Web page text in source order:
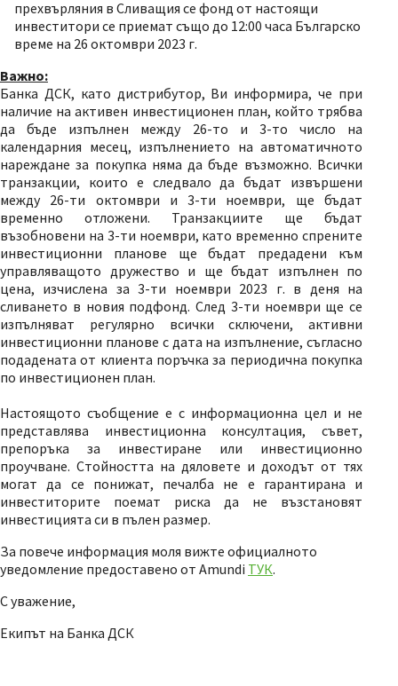
прехвърляния в Сливащия се фонд от настоящи
инвеститори се приемат също до 12:00 часа Българско
време на 26 октомври 2023 г.
Важно:
Банка ДСК, като дистрибутор, Ви информира, че при
наличие на активен инвестиционен план, който трябва
да бъде изпълнен между 26-то и 3-то число на
календарния месец, изпълнението на автоматичното
нареждане за покупка няма да бъде възможно. Всички
транзакции, които е следвало да бъдат извършени
между 26-ти октомври и 3-ти ноември, ще бъдат
временно отложени. Транзакциите ще бъдат
възобновени на 3-ти ноември, като временно спрените
инвестиционни планове ще бъдат предадени към
управляващото дружество и ще бъдат изпълнен по
цена, изчислена за 3-ти ноември 2023 г. в деня на
сливането в новия подфонд. След 3-ти ноември ще се
изпълняват регулярно всички сключени, активни
инвестиционни планове с дата на изпълнение, съгласно
подадената от клиента поръчка за периодична покупка
по инвестиционен план.
Настоящото съобщение е с информационна цел и не
представлява инвестиционна консултация, съвет,
препоръка за инвестиране или инвестиционно
проучване. Стойността на дяловете и доходът от тях
могат да се понижат, печалба не е гарантирана и
инвеститорите поемат риска да не възстановят
инвестицията си в пълен размер.
За повече информация моля вижте официалното
уведомление предоставено от Amundi ТУК.
С уважение,
Екипът на Банка ДСК